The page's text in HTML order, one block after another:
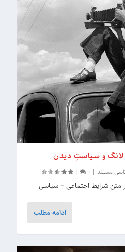
لانگ و سیاستِ دیدن
مستند |
0
|
در متن شرایط اجتماعی – سیاسی
ادامه مطلب